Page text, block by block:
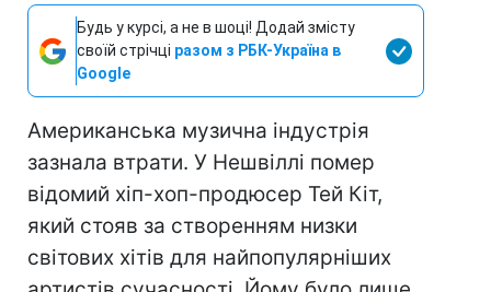
Будь у курсі, а не в шоці! Додай змісту
своїй стрічці разом з РБК-Україна в
Google
Американська музична індустрія
зазнала втрати. У Нешвіллі помер
відомий хіп-хоп-продюсер Тей Кіт,
який стояв за створенням низки
світових хітів для найпопулярніших